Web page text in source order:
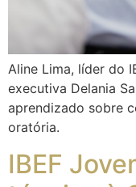
Aline Lima, líder do
executiva Delania
aprendizado sobre
oratória.
IBEF